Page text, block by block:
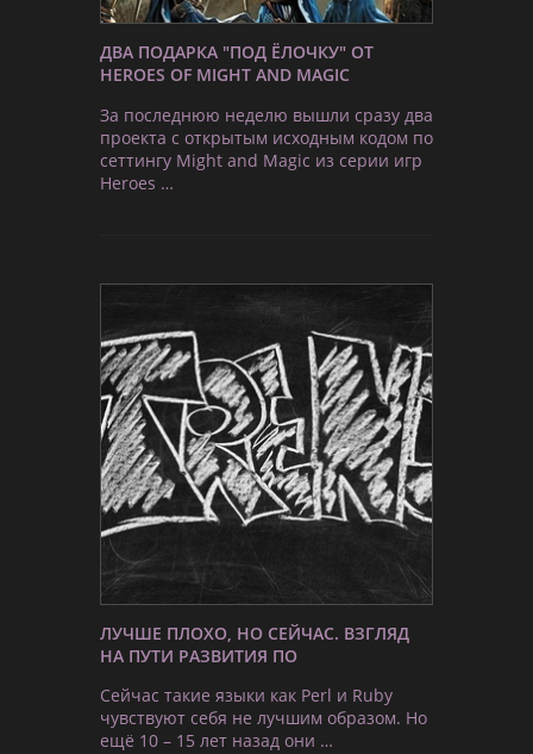
ДВА ПОДАРКА "ПОД ЁЛОЧКУ" ОТ
HEROES OF MIGHT AND MAGIC
За последнюю неделю вышли сразу два
проекта с открытым исходным кодом по
сеттингу Might and Magic из серии игр
Heroes …
ЛУЧШЕ ПЛОХО, НО СЕЙЧАС. ВЗГЛЯД
НА ПУТИ РАЗВИТИЯ ПО
Сейчас такие языки как Perl и Ruby
чувствуют себя не лучшим образом. Но
ещё 10 – 15 лет назад они …